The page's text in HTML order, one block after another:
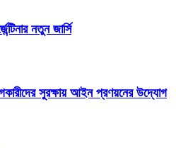
নতুন জার্সি
সুরক্ষায় আইন প্রণয়নের উদ্যোগ